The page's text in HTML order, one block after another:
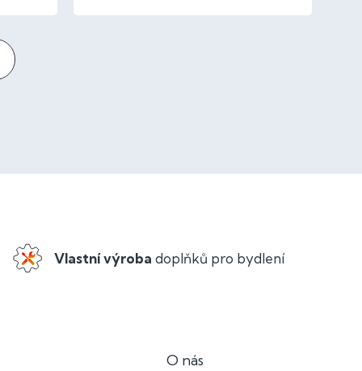
Vlastní výroba doplňků pro bydlení
O nás